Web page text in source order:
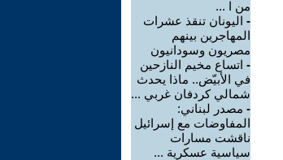
من ا ...
- اليونان تنقذ عشرات
المهاجرين بينهم
مصريون وسودانيون
- اتساع مخيم النازحين
في الأبيّض.. ماذا يحدث
شمالي كردفان غربي ...
- مصدر لبناني:
المفاوضات مع إسرائيل
ناقشت مسارات
سياسية عسكرية ...